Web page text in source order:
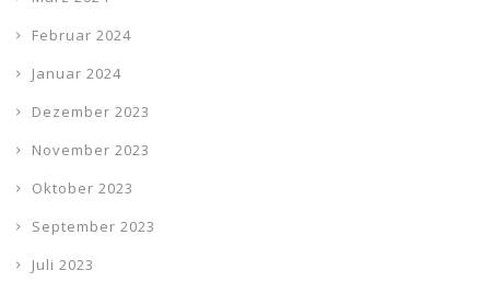
Februar 2024
Januar 2024
Dezember 2023
November 2023
Oktober 2023
September 2023
Juli 2023